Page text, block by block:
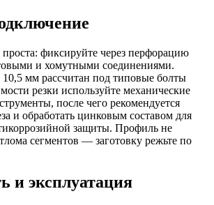
фиксируйте через перфорацию
и хомутными соединениями.
10,5 мм рассчитан под типовые болты
резки используйте механические
после чего рекомендуется
и обработать цинковым составом для
защиты. Профиль не
сегментов — заготовку режьте по
и эксплуатация